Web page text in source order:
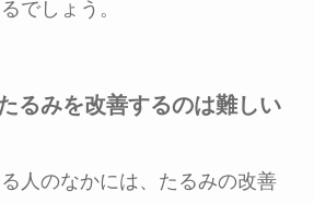
でしょう。
るみを改善するのは難しい
人のなかには、たるみの改善